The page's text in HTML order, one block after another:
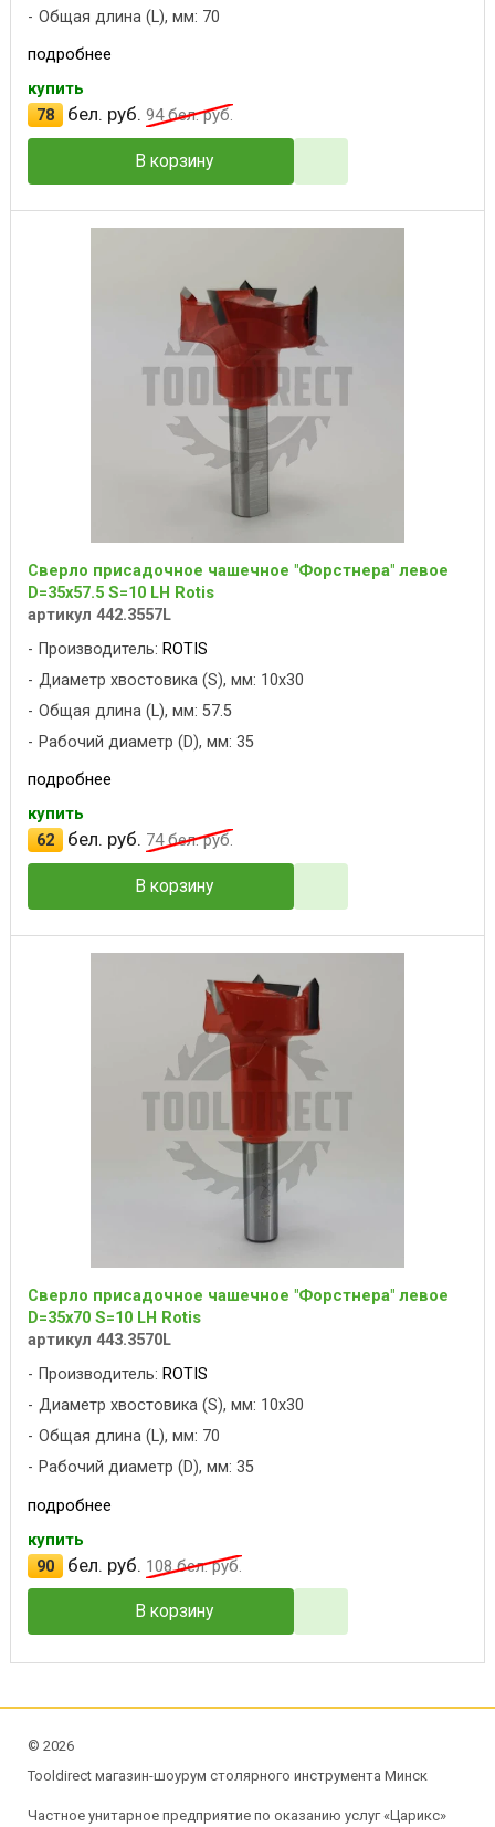
Общая длина (L), мм: 70
подробнее
купить
78
бел. руб. 94бел. руб.
В корзину
Сверло присадочное чашечное "Форстнера" левое
D=35x57.5 S=10 LH Rotis
артикул 442.3557L
Производитель: ROTIS
Диаметр хвостовика (S), мм: 10x30
Общая длина (L), мм: 57.5
Рабочий диаметр (D), мм: 35
подробнее
купить
62
бел. руб. 74бел. руб.
В корзину
Сверло присадочное чашечное "Форстнера" левое
D=35x70 S=10 LH Rotis
артикул 443.3570L
Производитель: ROTIS
Диаметр хвостовика (S), мм: 10x30
Общая длина (L), мм: 70
Рабочий диаметр (D), мм: 35
подробнее
купить
90
бел. руб. 108бел. руб.
В корзину
© 2026
Tooldirect магазин-шоурум столярного инструмента Минск
Частное унитарное предприятие по оказанию услуг «Царикс»